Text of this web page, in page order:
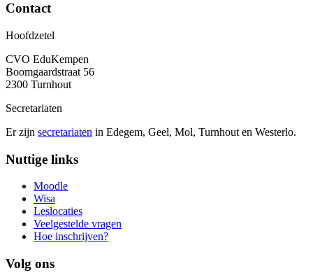
items
Contact
Hoofdzetel
CVO EduKempen
Boomgaardstraat 56
2300 Turnhout
Secretariaten
Er zijn secretariaten in Edegem, Geel, Mol, Turnhout en Westerlo.
Nuttige links
Moodle
Wisa
Leslocaties
Veelgestelde vragen
Hoe inschrijven?
Volg ons